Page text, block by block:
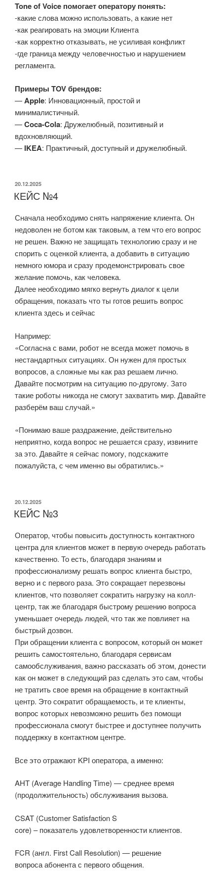
Tone of Voice помогает оператору понять:
-какие слова можно использовать, а какие нет
-как реагировать на эмоции Клиента
-как корректно отказывать, не усиливая конфликт
-где граница между человечностью и нарушением
регламента.
Примеры TOV брендов:
—Apple: Инновационный, простой и
минималистичный.
—Coca-Cola: Дружелюбный, позитивный и
вдохновляющий.
— IKEA: Практичный, доступный и дружелюбный.
ОПУБЛИКОВАНО
20.12.2025
КЕЙС №4
Сначала необходимо снять напряжение клиента. Он
недоволен не ботом как таковым, а тем что его вопрос
не решен. Важно не защищать технологию сразу и не
спорить с оценкой клиента, а добавить в ситуацию
немного юмора и сразу продемонстрировать свое
желание помочь, как человека.
Далее необходимо мягко вернуть диалог к цели
обращения, показать что ты готов решить вопрос
клиента здесь и сейчас
Например:
«Согласна с вами, робот не всегда может помочь в
нестандартных ситуациях. Он нужен для простых
вопросов, а сложные мы как раз решаем лично.
Давайте посмотрим на ситуацию по-другому. Зато
такие роботы никогда не смогут захватить мир. Давайте
разберём ваш случай.»
«Понимаю ваше раздражение, действительно
неприятно, когда вопрос не решается сразу, извините
за это. Давайте я сейчас помогу, подскажите
пожалуйста, с чем именно вы обратились.»
ОПУБЛИКОВАНО
20.12.2025
КЕЙС №3
Оператор, чтобы повысить доступность контактного
центра для клиентов может в первую очередь работать
качественно. То есть, благодаря знаниям и
профессионализму решать вопрос клиента быстро,
верно и с первого раза. Это сокращает перезвоны
клиентов, что позволяет сократить нагрузку на колл-
центр, так же благодаря быстрому решению вопроса
уменьшает очередь людей, что так же повлияет на
быстрый дозвон.
При обращении клиента с вопросом, который он может
решить самостоятельно, благодаря сервисам
самообслуживания, важно рассказать об этом, донести
как он может в следующий раз сделать это сам, чтобы
не тратить свое время на обращение в контактный
центр. Это сократит обращаемость, и те клиенты,
вопрос которых невозможно решить без помощи
профессионала смогут быстрее и доступнее получить
поддержку в контактном центре.
Все это отражают KPI оператора, а именно:
AHT (Average Handling Time) — среднее время
(продолжительность) обслуживания вызова.
CSAT (Customer Satisfaction S
core) – показатель удовлетворенности клиентов.
FCR (англ. First Call Resolution) — решение
вопроса абонента с первого общения.